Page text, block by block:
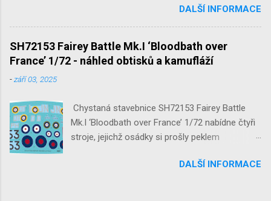
raketovou protiletadlovou zbraň. V setu 3148
detailní odlitky této zbraně, v měřítku 1/35,
doplní leptané popruhy nábojových schránek.
DALŠÍ INFORMACE
SH72153 Fairey Battle Mk.I ‘Bloodbath over
France’ 1/72 - náhled obtisků a kamufláží
-září 03, 2025
Chystaná stavebnice SH72153 Fairey Battle
Mk.I ‘Bloodbath over France’ 1/72 nabídne čtyři
stroje, jejichž osádky si prošly peklem
DALŠÍ INFORMACE